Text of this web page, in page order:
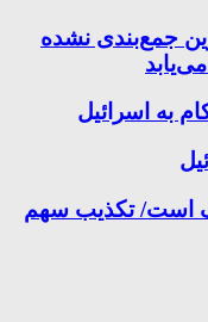
جمع‌بندی نشده
به اسرائیل
است/ تکذیب سهم